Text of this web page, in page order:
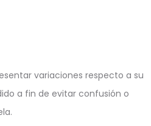
variaciones respecto a su
a fin de evitar confusión o